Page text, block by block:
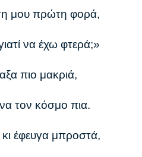
μου πρώτη φορά,
να έχω φτερά;»
πιο μακριά,
τον κόσμο πια.
έφευγα μπροστά,